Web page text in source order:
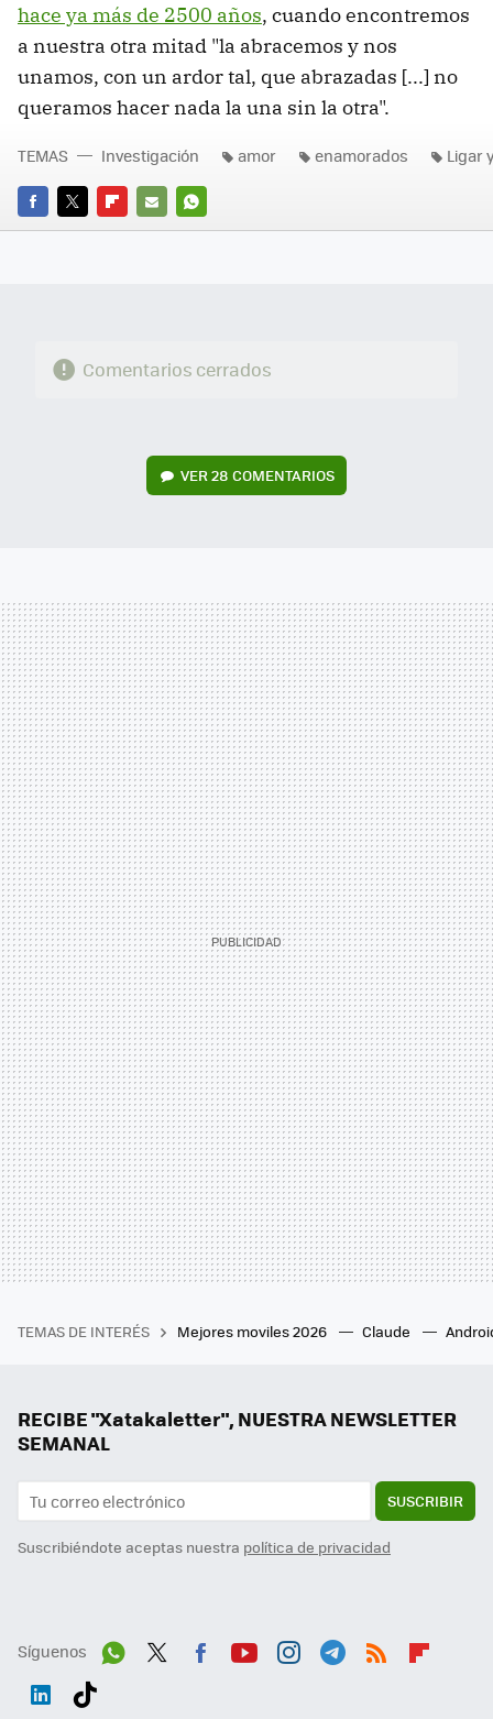
hace ya más de 2500 años, cuando encontremos
a nuestra otra mitad "la abracemos y nos
unamos, con un ardor tal, que abrazadas [...] no
queramos hacer nada la una sin la otra".
FACEBOOK
TWITTERFLIPBOARD
E-
WHATSAPP
TEMAS Investigación amor enamorados Ligar
Comentarios cerrados
VER 28 COMENTARIOS
TEMAS DE INTERÉS Mejores moviles 2026 Claude
RECIBE "Xatakaletter", NUESTRA NEWSLETTER
SEMANAL
SUSCRIBIR
Suscribiéndote aceptas nuestra política de privacidad
Síguenos